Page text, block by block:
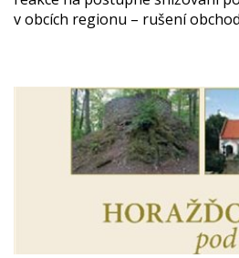
v obcích regionu – rušení